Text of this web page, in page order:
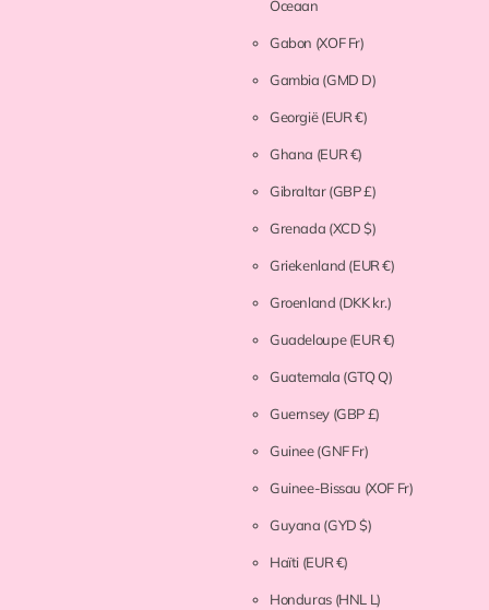
Oceaan
Gabon (XOF Fr)
Gambia (GMD D)
Georgië(EUR €)
Ghana (EUR €)
Gibraltar(GBP £)
Grenada (XCD $)
Griekenland (EUR €)
Groenland (DKK kr.)
Guadeloupe(EUR €)
Guatemala (GTQ Q)
Guernsey (GBP £)
Guinee(GNF Fr)
Guinee-Bissau (XOF Fr)
Guyana (GYD $)
Haïti (EUR €)
Honduras (HNL L)